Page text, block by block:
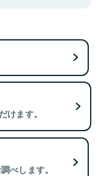
けます。
べします。